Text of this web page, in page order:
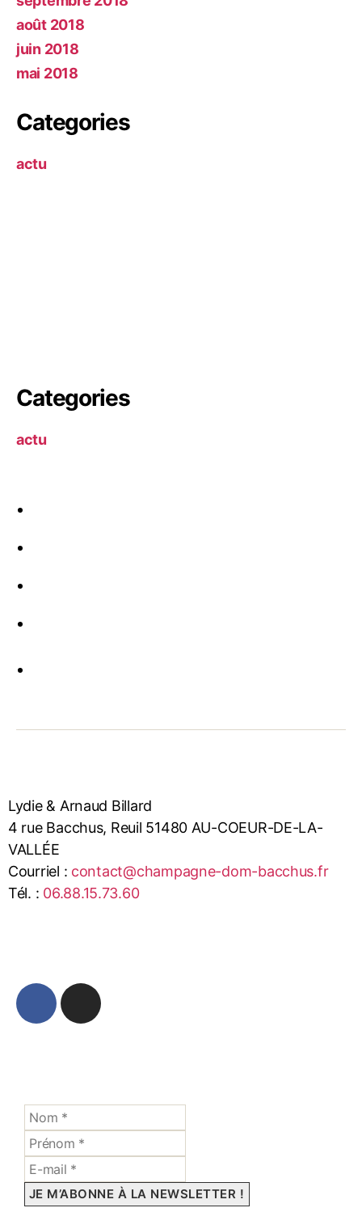
août 2018
juin 2018
mai 2018
Categories
actu
Categories
actu
Lydie & Arnaud Billard
4 rue Bacchus, Reuil 51480 AU-COEUR-DE-LA-
VALLÉE
Courriel : contact@champagne-dom-bacchus.fr
Tél. : 06.88.15.73.60